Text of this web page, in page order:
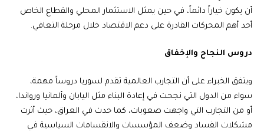
أن يكون خياراً دائماً، في حين يمثل الاستثمار المحلي والقطاع الخاص
أحد أهم المحركات القادرة على دعم الاقتصاد خلال مرحلة التعافي.
دروس النجاح والإخفاق
ويتفق الخبراء على أن التجارب العالمية تقدم لسوريا دروساً مهمة،
سواء من الدول التي نجحت في إعادة البناء مثل اليابان وألمانيا ورواندا،
أو من التجارب التي واجهت صعوبات، كما حدث في العراق، حيث أثرت
مشكلات الفساد وضعف المؤسسات والانقسامات السياسية في